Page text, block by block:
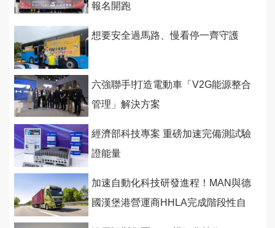
報名開跑
想要安全過馬路、慢看停一齊守護
六強聯手!打造電動車「V2G能源整合
管理」解決方案
經濟部科技專案 重磅加速完備測試驗
證能量
加速自動化科技研發進程！MAN與德
國漢堡港營運商HHLA完成階段性自